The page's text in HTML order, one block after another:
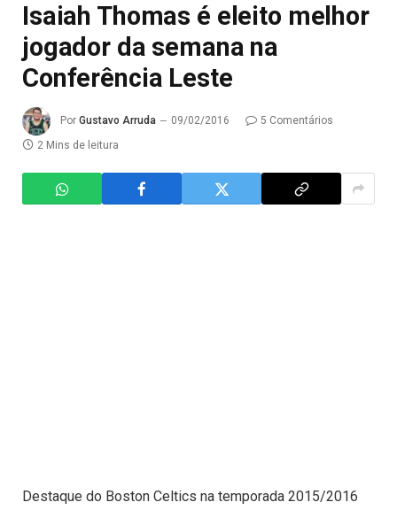
Isaiah Thomas é eleito melhor
jogador da semana na
Conferência Leste
Por Gustavo Arruda 09/02/2016
5 Comentários
2 Mins de leitura
Destaque do Boston Celtics na temporada 2015/2016